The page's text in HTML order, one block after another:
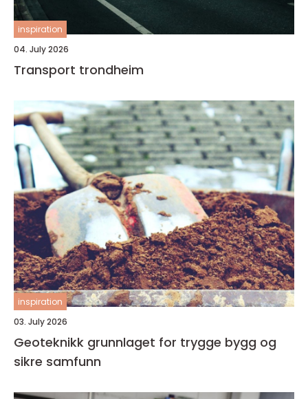
inspiration
04. July 2026
Transport trondheim
inspiration
03. July 2026
Geoteknikk grunnlaget for trygge bygg og
sikre samfunn